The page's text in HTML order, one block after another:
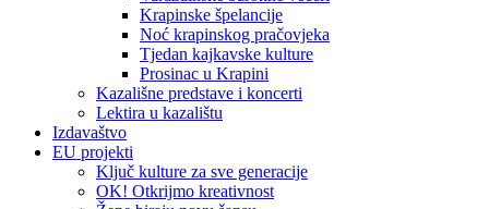
Krapinske špelancije
Noć krapinskog pračovjeka
Tjedan kajkavske kulture
Prosinac u Krapini
Kazališne predstave i koncerti
Lektira u kazalištu
Izdavaštvo
EU projekti
Ključ kulture za sve generacije
OK! Otkrijmo kreativnost